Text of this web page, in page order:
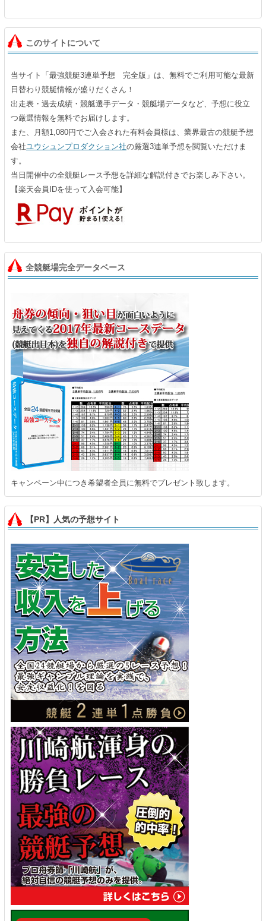
このサイトについて
当サイト「最強競艇3連単予想 完全版」は、無料でご利用可能な最新
日替わり競艇情報が盛りだくさん！
出走表・過去成績・競艇選手データ・競艇場データなど、予想に役立
つ厳選情報を無料でお届けします。
また、月額1,080円でご入会された有料会員様は、業界最古の競艇予想
会社ユウシュンプロダクション社の厳選3連単予想を閲覧いただけま
す。
当日開催中の全競艇レース予想を詳細な解説付きでお楽しみ下さい。
【楽天会員IDを使って入会可能】
全競艇場完全データベース
キャンペーン中につき希望者全員に無料でプレゼント致します。
【PR】人気の予想サイト